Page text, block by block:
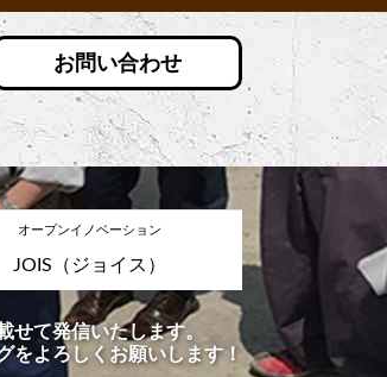
お問い合わせ
オープンイノベーション
JOIS（ジョイス）
て発信いたします。
をよろしくお願いします！